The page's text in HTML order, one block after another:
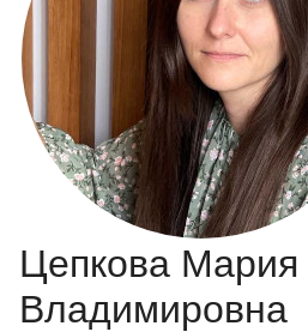
Цепкова Мария
Владимировна